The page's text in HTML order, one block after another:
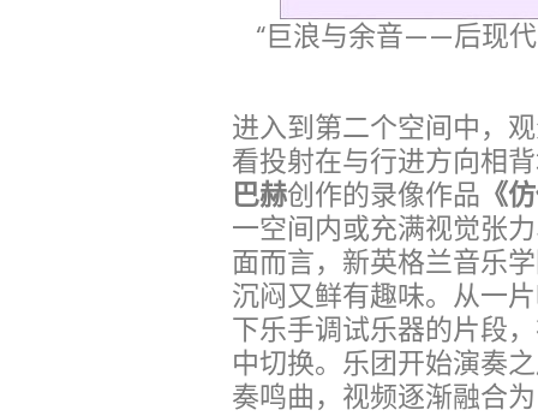
“巨浪与余音——后现
进入到第二个空间中，
看投射在与行进方向相
巴赫创作的录像作品 《
一空间内或充满视觉张
面而言，新英格兰音乐
沉闷又鲜有趣味。从一
下乐手调试乐器的片段
中切换。乐团开始演奏
奏鸣曲，视频逐渐融合